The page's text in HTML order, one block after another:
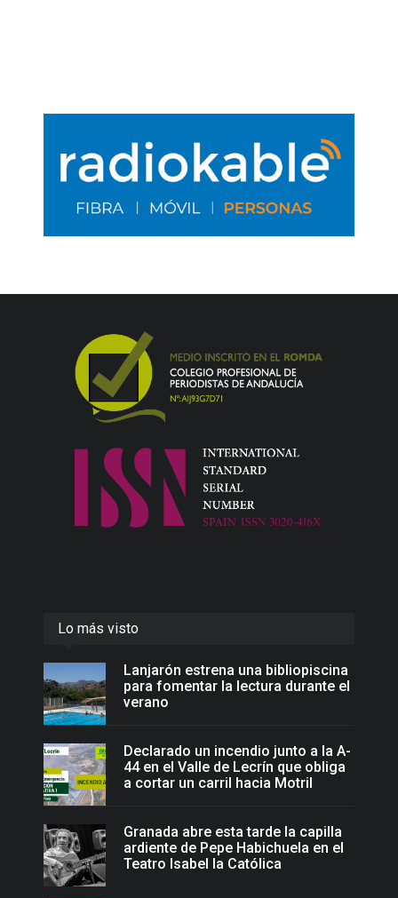
Lo más visto
Lanjarón estrena una bibliopiscina
para fomentar la lectura durante el
verano
Declarado un incendio junto a la A-
44 en el Valle de Lecrín que obliga
a cortar un carril hacia Motril
Granada abre esta tarde la capilla
ardiente de Pepe Habichuela en el
Teatro Isabel la Católica